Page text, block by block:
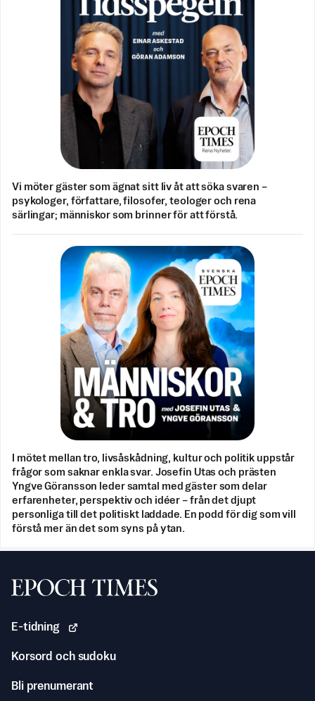
Vi möter gäster som ägnat sitt liv åt att söka svaren –
psykologer, författare, filosofer, teologer och rena
särlingar; människor som brinner för att förstå.
I mötet mellan tro, livsåskådning, kultur och politik uppstår
frågor som saknar enkla svar. Josefin Utas och prästen
Yngve Göransson leder samtal med gäster som delar
erfarenheter, perspektiv och idéer – från det djupt
personliga till det politiskt laddade. En podd för dig som vill
förstå mer än det som syns på ytan.
Svenska Epoch Times
E-tidning
Korsord och sudoku
Bli prenumerant